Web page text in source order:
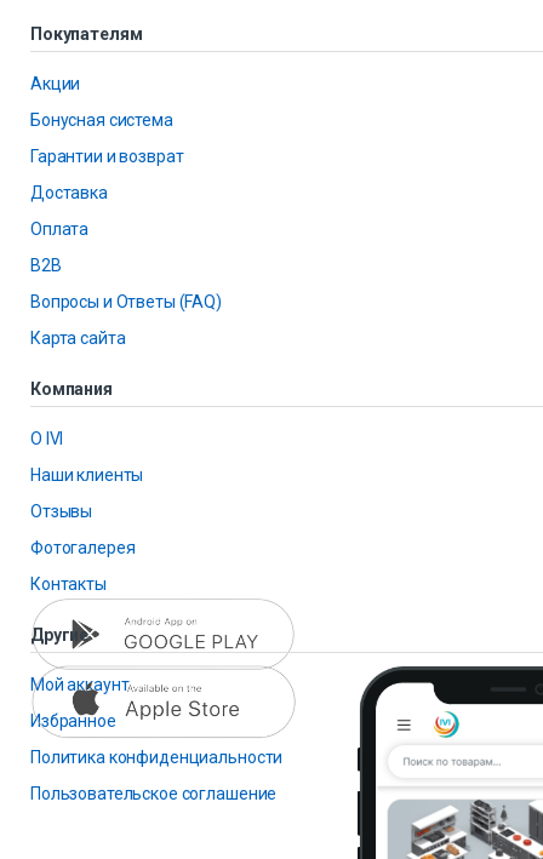
Покупателям
Акции
Бонусная система
Гарантии и возврат
Доставка
Оплата
B2B
Вопросы и Ответы (FAQ)
Карта сайта
Компания
О IVI
Наши клиенты
Отзывы
Фотогалерея
Контакты
Другие
Мой аккаунт
Избранное
Политика конфиденциальности
Пользовательское соглашение